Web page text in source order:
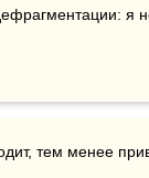
я
тем менее